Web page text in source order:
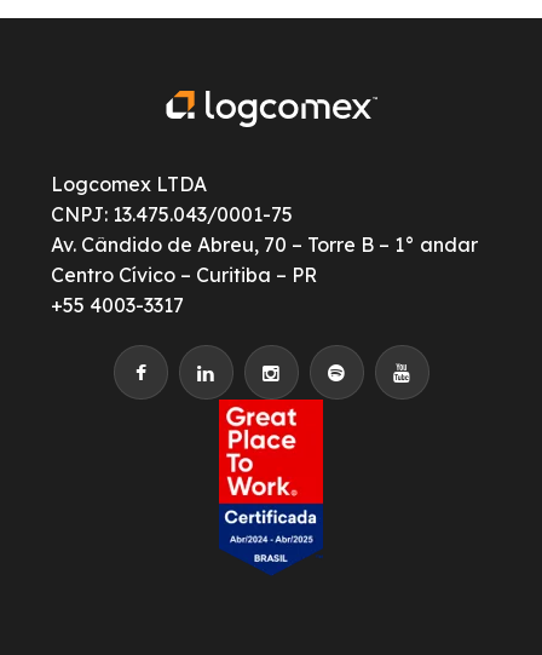
Logcomex LTDA
CNPJ: 13.475.043/0001-75
Av. Cândido de Abreu, 70 – Torre B – 1° andar
Centro Cívico – Curitiba – PR
+55 4003-3317